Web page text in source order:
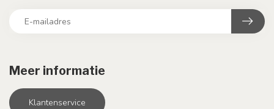
Meer informatie
Klantenservice